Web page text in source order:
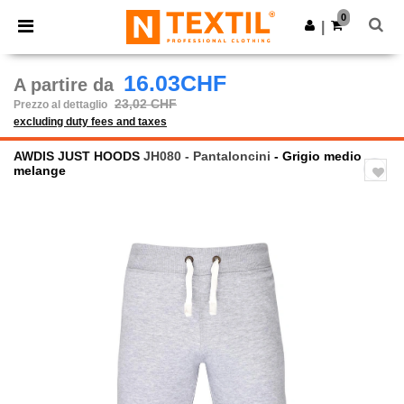
× App Ntextil
Prezzi migliori sull'app!
Scarica app
0
A partire da 16.03CHF
Prezzo al dettaglio 23,02 CHF
excluding duty fees and taxes
AWDIS JUST HOODS JH080 - Pantaloncini - Grigio medio
melange